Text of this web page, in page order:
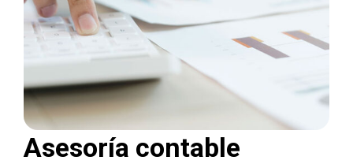
Asesoría contable